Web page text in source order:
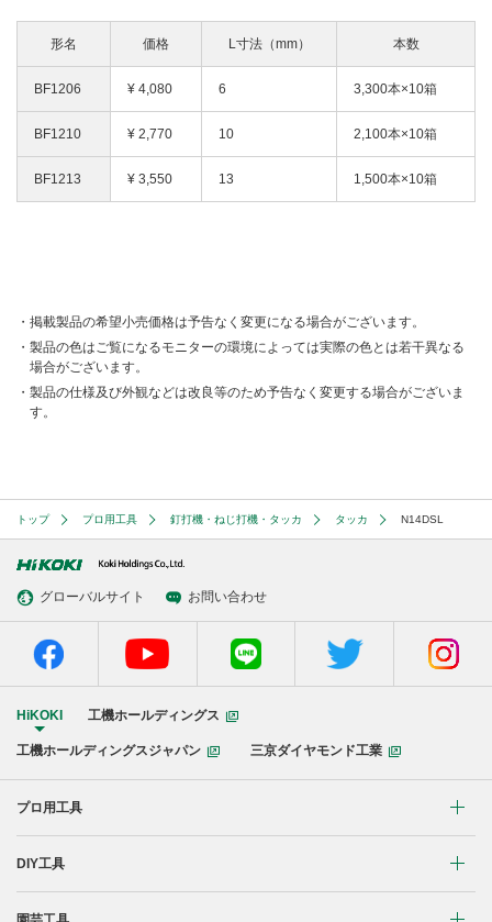
形名 価格 L寸法（mm） 本数
BF1206 ¥ 4,080 6 3,300本×10箱
BF1210 ¥ 2,770 10 2,100本×10箱
BF1213 ¥ 3,550 13 1,500本×10箱
掲載製品の希望小売価格は予告なく変更になる場合がございます。
製品の色はご覧になるモニターの環境によっては実際の色とは若干異なる
場合がございます。
製品の仕様及び外観などは改良等のため予告なく変更する場合がございま
す。
トップ プロ用工具 釘打機・ねじ打機・タッカ タッカ N14DSL
グローバルサイト お問い合わせ
HiKOKI 工機ホールディングス
工機ホールディングスジャパン 三京ダイヤモンド工業
プロ用工具
リチウムイオンコードレス製品
DIY工具